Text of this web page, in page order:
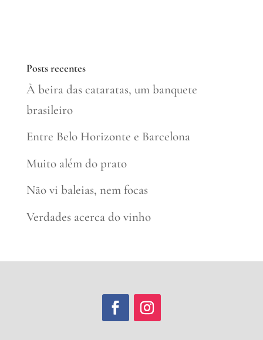
Posts recentes
À beira das cataratas, um banquete
brasileiro
Entre Belo Horizonte e Barcelona
Muito além do prato
Não vi baleias, nem focas
Verdades acerca do vinho